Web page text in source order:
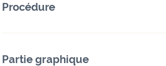
Procédure
Partie graphique